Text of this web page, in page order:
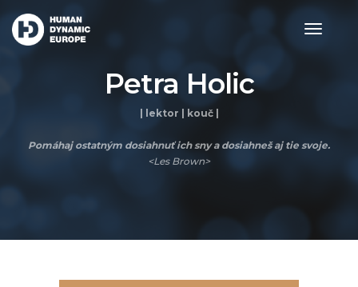
toggle
Petra Holic
| lektor | kouč |
Pomáhaj ostatným dosiahnuť ich sny a dosiahneš aj tie svoje.
<Les Brown>